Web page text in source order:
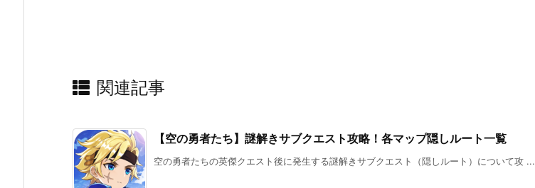
関連記事
【空の勇者たち】謎解きサブクエスト攻略！各マップ隠しルート一覧
空の勇者たちの英傑クエスト後に発生する謎解きサブクエスト（隠しルート）について攻 ...